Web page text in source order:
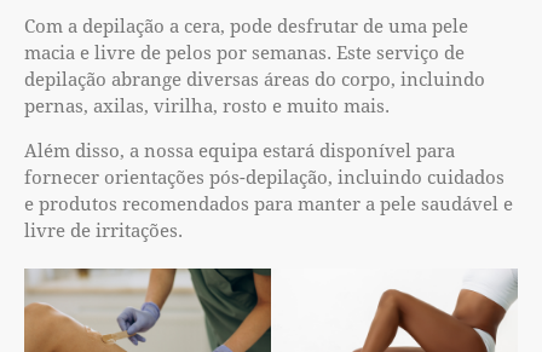
Com a depilação a cera, pode desfrutar de uma pele
macia e livre de pelos por semanas. Este serviço de
depilação abrange diversas áreas do corpo, incluindo
pernas, axilas, virilha, rosto e muito mais.
Além disso, a nossa equipa estará disponível para
fornecer orientações pós-depilação, incluindo cuidados
e produtos recomendados para manter a pele saudável e
livre de irritações.